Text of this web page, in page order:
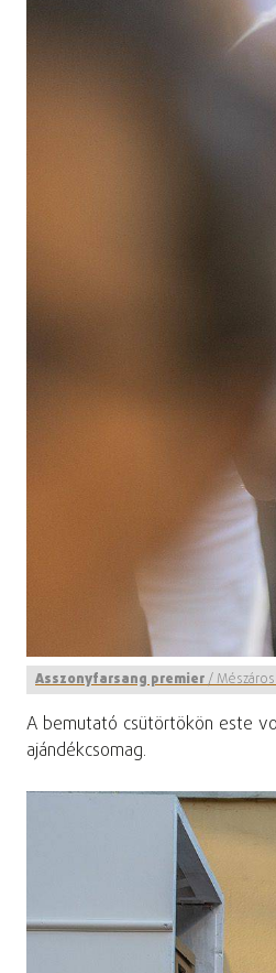
Asszonyfarsang premier/
A bemutató csütörtökön este
ajándékcsomag.